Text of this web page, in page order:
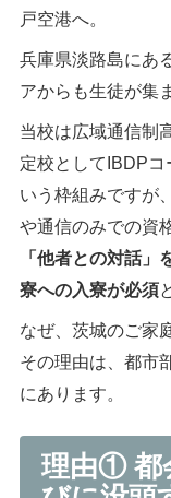
戸空港へ。
兵庫県淡路島にあ
アからも生徒が集
当校は広域通信制
定校としてIBDPコ
いう枠組みですが
や通信のみでの資
「他者との対話」
寮への入寮が必須
なぜ、茨城のご家
その理由は、都市
にあります。
理由① 都